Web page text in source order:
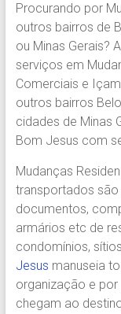
em
Içamentos
em
BH
e
Região.
Segurança,
Agilidade
Confiança.
31.2510-
Içamento
Procurando por
outros bairros de
ou Minas Gerais?
serviços em
Comerciais e
outros bairros
cidades de Minas
Bom Jesus com
Mudanças
transportados são
documentos,
armários etc de
condomínios,
Jesus manuseia
organização e
chegam ao